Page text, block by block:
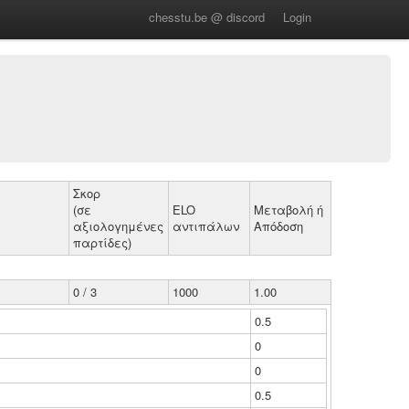
chesstu.be @ discord Login
Σκορ
(σε
αξιολογημένες
παρτίδες)
ELO
αντιπάλων
Μεταβολή ή
Απόδοση
0 / 3 1000
1.00
0.5
0
0
0.5